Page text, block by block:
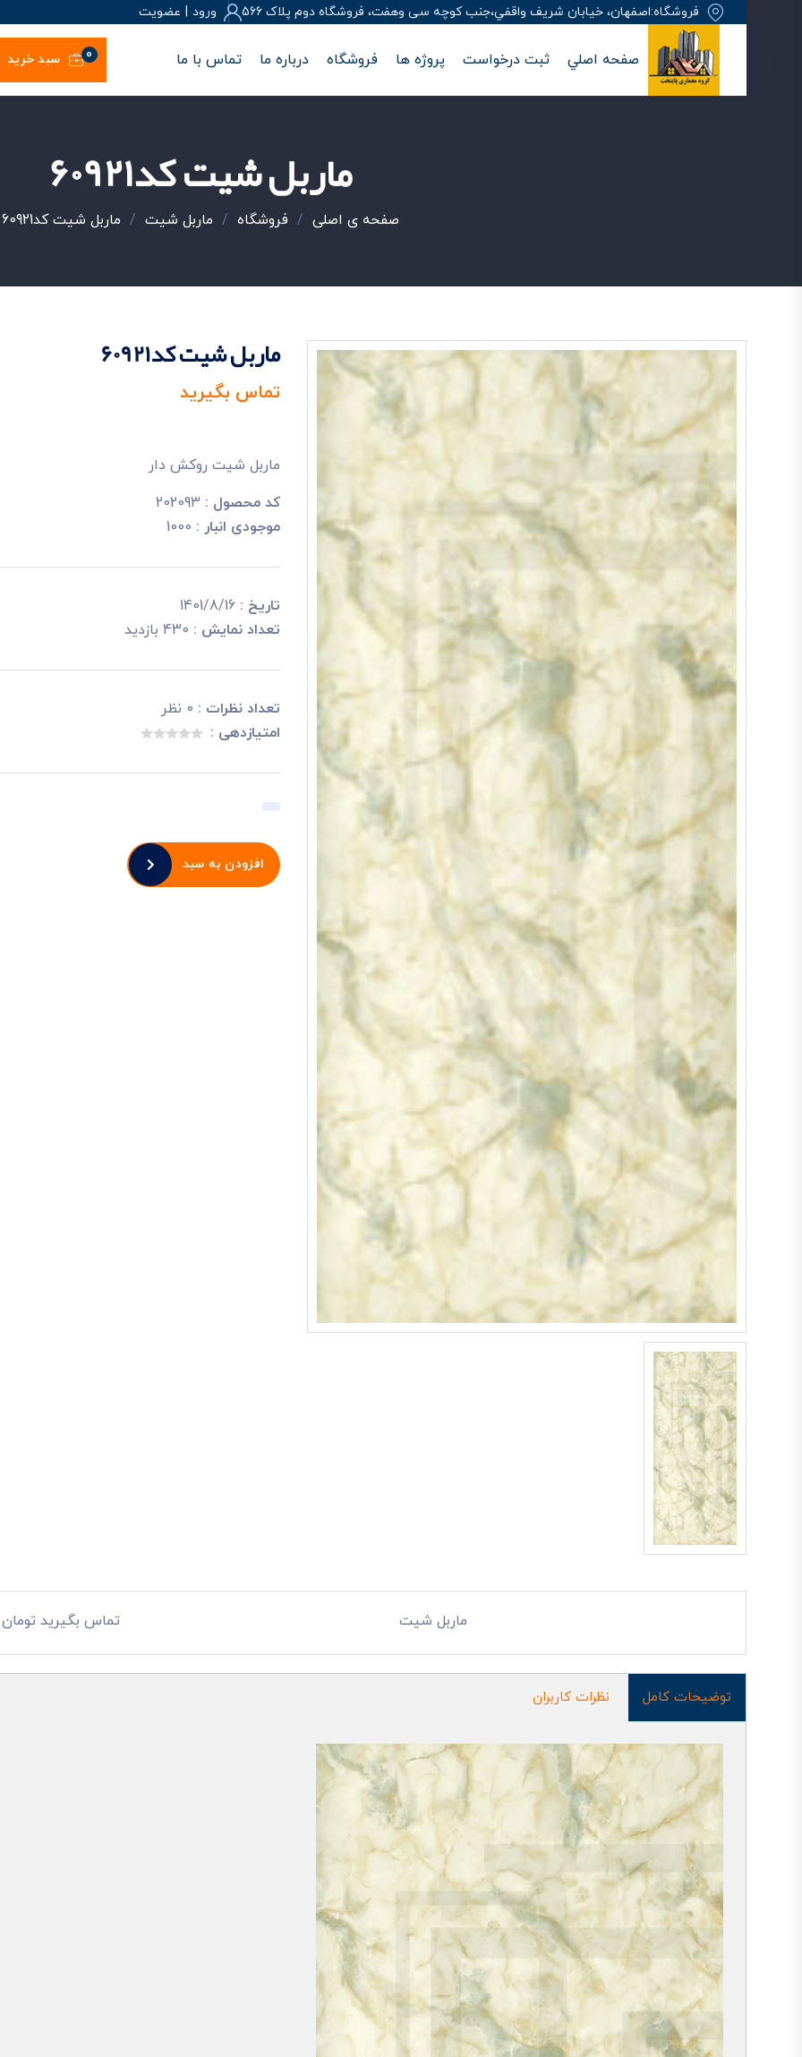
فروشگاه:اصفهان، خيابان شريف واقفي،جنب کوچه سی وهفت، فروشگاه دوم پلاک 566 ورود | عضويت
صفحه اصلي ثبت درخواست پروژه ها فروشگاه درباره ما تماس با ما سبد خرید 0
ماربل شیت کد60921
صفحه ی اصلی / فروشگاه / ماربل شیت / ماربل شیت کد60921
ماربل شیت کد60921
تماس بگیرید
ماربل شیت روکش دار
کد محصول : 202093
موجودی انبار : 1000
تاریخ : 1401/8/16
تعداد نمایش : 430 بازدید
تعداد نظرات : 0 نظر
امتیازدهی :
افزودن به سبد
ماربل شیت تماس بگیرید تومان
توضیحات کامل نظرات کاربران